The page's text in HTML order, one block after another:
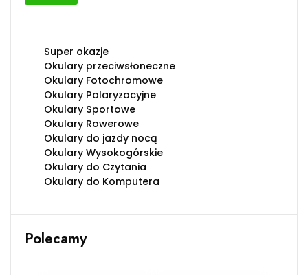
Super okazje
Okulary przeciwsłoneczne
Okulary Fotochromowe
Okulary Polaryzacyjne
Okulary Sportowe
Okulary Rowerowe
Okulary do jazdy nocą
Okulary Wysokogórskie
Okulary do Czytania
Okulary do Komputera
Polecamy